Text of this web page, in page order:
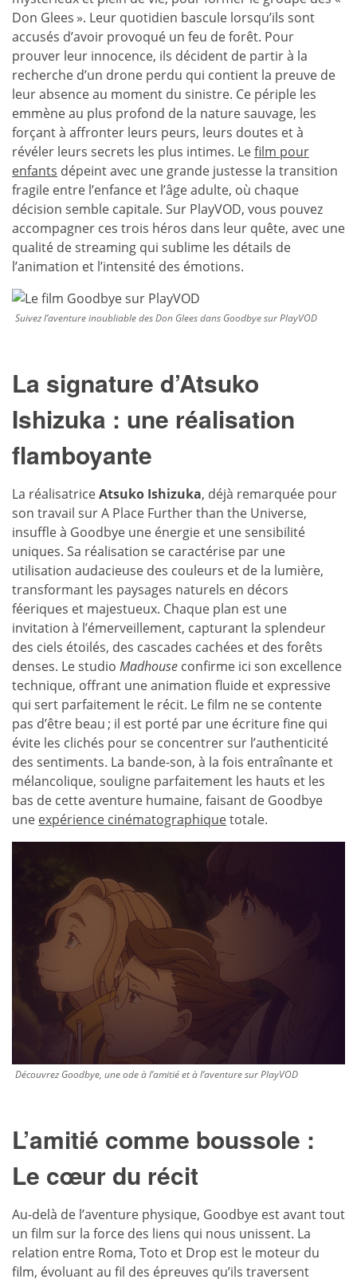
Don Glees ». Leur quotidien bascule lorsqu’ils sont
accusés d’avoir provoqué un feu de forêt. Pour
prouver leur innocence, ils décident de partir à la
recherche d’un drone perdu qui contient la preuve de
leur absence au moment du sinistre. Ce périple les
emmène au plus profond de la nature sauvage, les
forçant à affronter leurs peurs, leurs doutes et à
révéler leurs secrets les plus intimes. Lefilm pour
enfants dépeint avec une grande justesse la transition
fragile entre l’enfance et l’âge adulte, où chaque
décision semble capitale. Sur PlayVOD, vous pouvez
accompagner ces trois héros dans leur quête, avec une
qualité de streaming qui sublime les détails de
l’animation et l’intensité des émotions.
Suivez l’aventure inoubliable des Don Glees dans Goodbye sur PlayVOD
La signature d’Atsuko
Ishizuka : une réalisation
flamboyante
La réalisatriceAtsuko Ishizuka, déjà remarquée pour
son travail sur A Place Further than the Universe,
insuffle à Goodbye une énergie et une sensibilité
uniques. Sa réalisation se caractérise par une
utilisation audacieuse des couleurs et de la lumière,
transformant les paysages naturels en décors
féeriques et majestueux. Chaque plan est une
invitation à l’émerveillement, capturant la splendeur
des ciels étoilés, des cascades cachées et des forêts
denses. Le studio Madhouse confirme ici son excellence
technique, offrant une animation fluide et expressive
qui sert parfaitement le récit. Le film ne se contente
pas d’être beau ; il est porté par une écriture fine qui
évite les clichés pour se concentrer sur l’authenticité
des sentiments. La bande-son, à la fois entraînante et
mélancolique, souligne parfaitement les hauts et les
bas de cette aventure humaine, faisant de Goodbye
une expérience cinématographiquetotale.
Découvrez Goodbye, une ode à l’amitié et à l’aventure sur PlayVOD
L’amitié comme boussole :
Le cœur du récit
Au-delà de l’aventure physique, Goodbye est avant tout
un film sur la force des liens qui nous unissent. La
relation entre Roma, Toto et Drop est le moteur du
film, évoluant au fil des épreuves qu’ils traversent